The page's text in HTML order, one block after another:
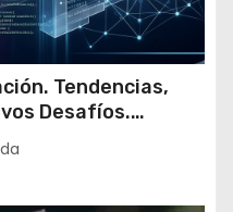
Tendencias,
Desafíos.
2026